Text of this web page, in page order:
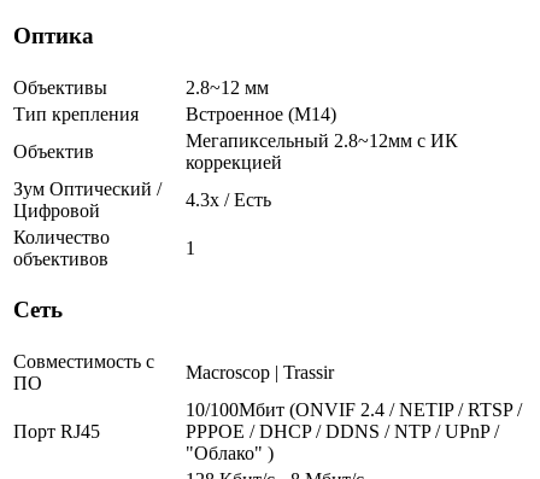
Оптика
Объективы
2.8~12 мм
Тип крепления
Встроенное (М14)
Объектив
Мегапиксельный 2.8~12мм с ИК
коррекцией
Зум Оптический /
Цифровой
4.3х / Есть
Количество
объективов
1
Сеть
Совместимость с
ПО
Macroscop | Trassir
Порт RJ45
10/100Мбит (ONVIF 2.4 / NETIP / RTSP /
PPPOE / DHCP / DDNS / NTP / UPnP /
"Облако" )